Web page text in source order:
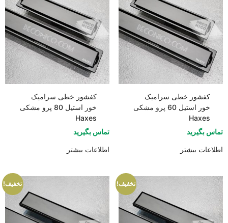
کفشور خطی سرامیک
خور استیل 60 پرو مشکی
Haxes
تماس بگیرید
اطلاعات بیشتر
کفشور خطی سرامیک
خور استیل 80 پرو مشکی
Haxes
تماس بگیرید
اطلاعات بیشتر
تخفیف! تخفیف!